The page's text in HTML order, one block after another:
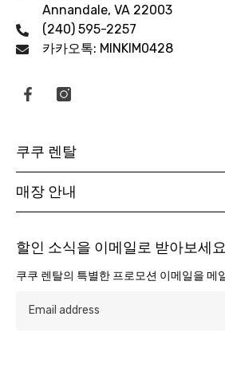
Annandale, VA 22003
(240) 595-2257
카카오톡: MINKIM0428
쿠쿠 렌탈
매장 안내
할인 소식을 이메일로 받아보세
쿠쿠 렌탈의 특별한 프로모션 이메일을 메